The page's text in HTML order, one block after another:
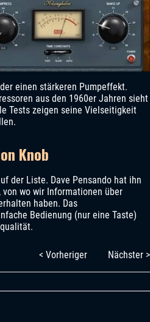
einen stärkeren Pumpeffekt.
aus den 1960er Jahren sieht
Tests zeigen seine Vielseitigkeit
Knob
der Liste. Dave Pensando hat ihn
wo wir Informationen über
haben. Das
Bedienung (nur eine Taste)
< Vorheriger Nächster >